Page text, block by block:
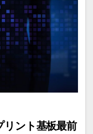
リント基板最前